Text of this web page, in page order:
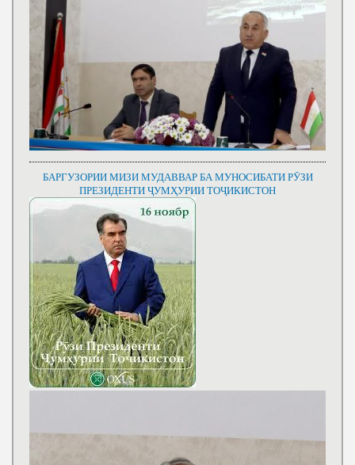
БАРГУЗОРИИ МИЗИ МУДАВВАР БА МУНОСИБАТИ РӮЗИ
ПРЕЗИДЕНТИ ҶУМҲУРИИ ТОҶИКИСТОН